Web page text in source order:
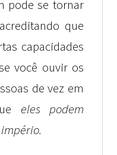
pode se tornar
que
capacidades
você ouvir os
de vez em
eles podem